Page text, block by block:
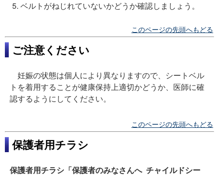
ベルトがねじれていないかどうか確認しましょう。
このページの先頭へもどる
ご注意ください
妊娠の状態は個人により異なりますので、シートベル
トを着用することが健康保持上適切かどうか、医師に確
認するようにしてください。
このページの先頭へもどる
保護者用チラシ
保護者用チラシ「保護者のみなさんへ チャイルドシー